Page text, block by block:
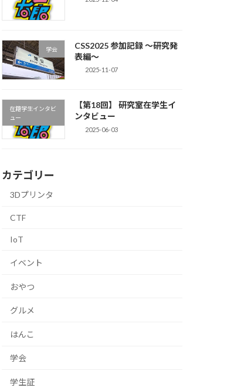
学会
CSS2025 参加記録 〜研究発
表編〜
2025-11-07
在籍学生インタビ
ュー
【第18回】 研究室在学生イ
ンタビュー
2025-06-03
カテゴリー
3Dプリンタ
CTF
IoT
イベント
おやつ
グルメ
はんこ
学会
学生証